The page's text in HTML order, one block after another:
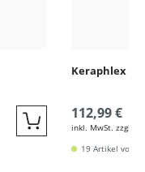
Quickbuy
Keraphlex
112,99 €
inkl. MwSt. zzgl.
19 Artikel